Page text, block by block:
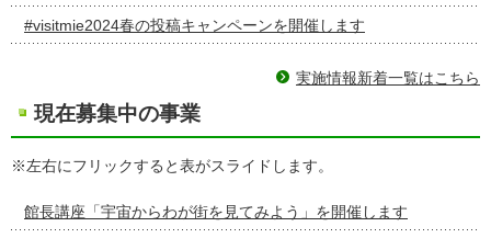
#visitmie2024春の投稿キャンペーンを開催します
実施情報新着一覧はこちら
現在募集中の事業
※左右にフリックすると表がスライドします。
館長講座「宇宙からわが街を見てみよう」を開催します